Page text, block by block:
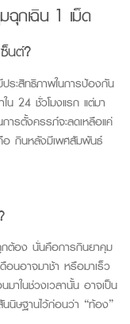
ฉุกเฉิน 1 เม็ด
นต์?
ระสิทธิภาพในการป้องกัน
น 24 ชั่วโมงแรก แต่มา
ารตั้งครรภ์จะลดเหลือแค่
อ กินหลังมีเพศสัมพันธ์
กต้อง นั่นคือการกินยาคุม
อนอาจมาช้า หรือมาเร็ว
าในช่วงเวลานั้น อาจเป็น
นิษฐานไว้ก่อนว่า “ท้อง”